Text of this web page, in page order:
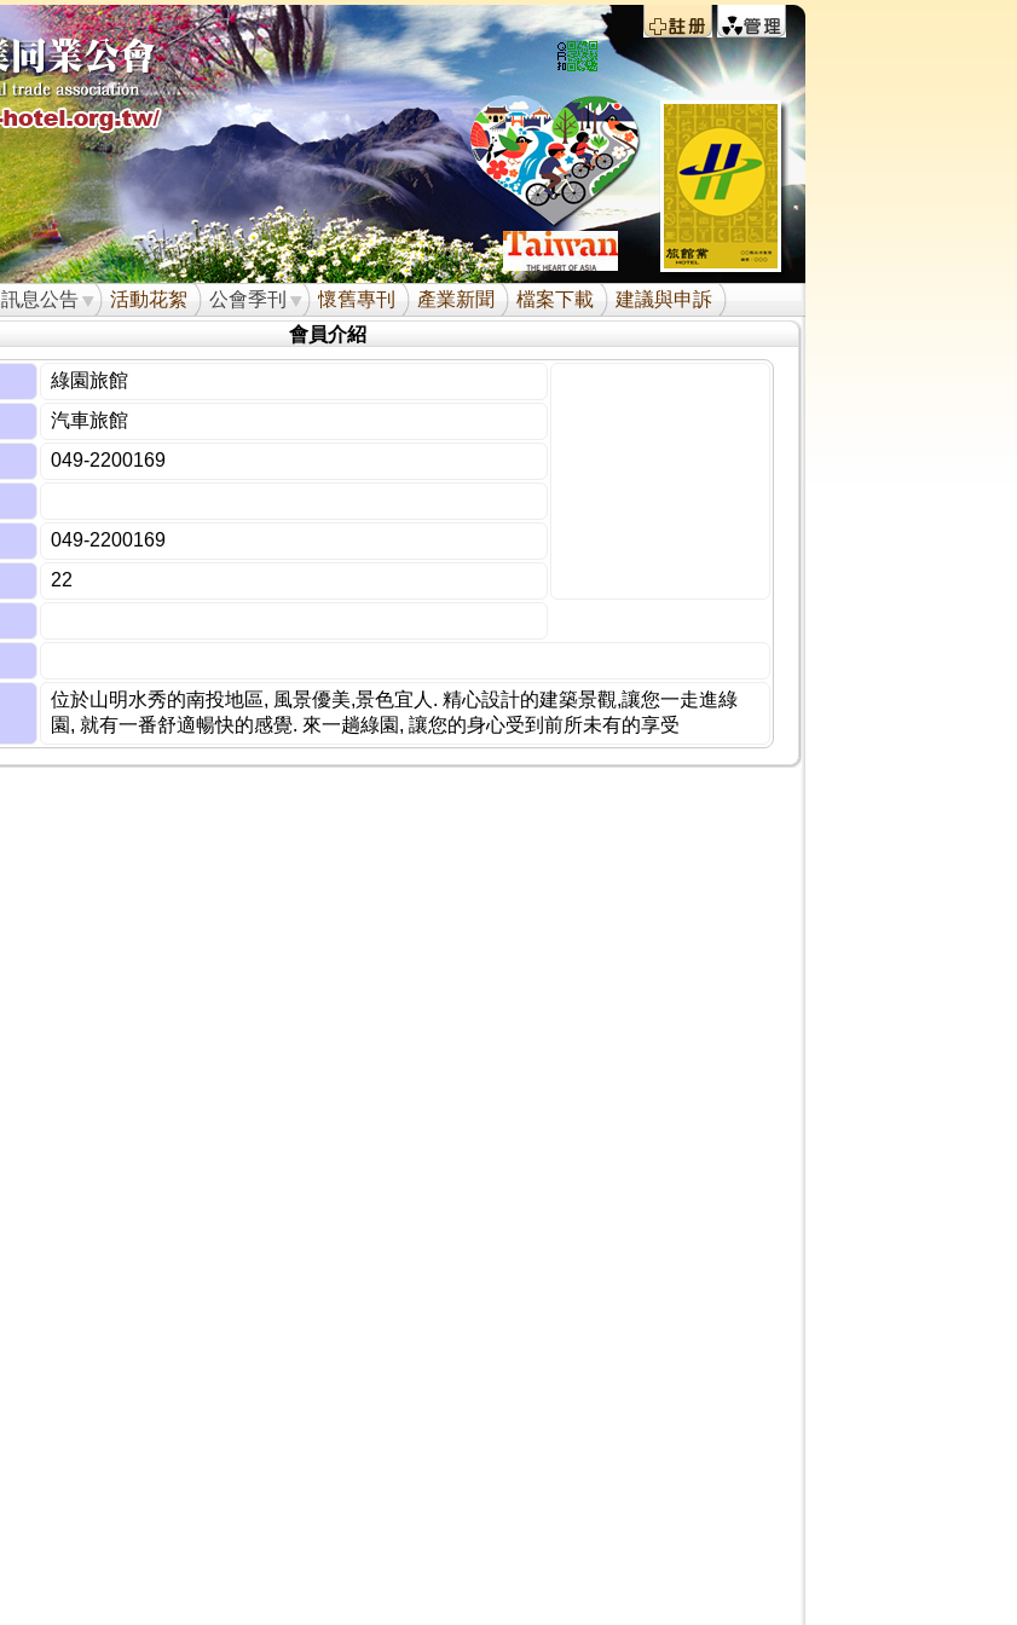
訊息公告 活動花絮 公會季刊 懷舊專刊 產業新聞 檔案下載
建議與申訴
會員介紹
綠園旅館
汽車旅館
049-2200169
049-2200169
22
位於山明水秀的南投地區, 風景優美,景色宜人. 精心設計的建築景觀,讓您一走進綠
園, 就有一番舒適暢快的感覺. 來一趟綠園, 讓您的身心受到前所未有的享受